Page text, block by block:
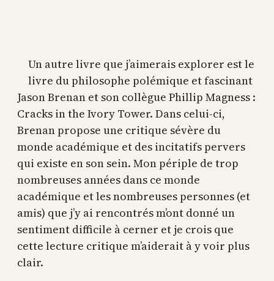
Un autre livre que j’aimerais explorer est le
livre du philosophe polémique et fascinant
Jason Brenan et son collègue Phillip Magness :
Cracks in the Ivory Tower. Dans celui-ci,
Brenan propose une critique sévère du
monde académique et des incitatifs pervers
qui existe en son sein. Mon périple de trop
nombreuses années dans ce monde
académique et les nombreuses personnes (et
amis) que j’y ai rencontrés m’ont donné un
sentiment difficile à cerner et je crois que
cette lecture critique m’aiderait à y voir plus
clair.